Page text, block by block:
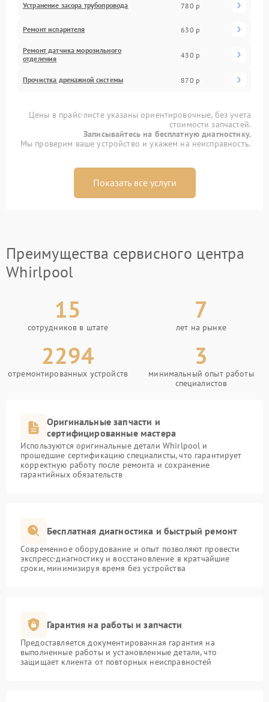
Устранение засора трубопровода 780 р
Ремонт испарителя 630 р
Ремонт датчика морозильного
отделения
430 р
Прочистка дренажной системы 870 р
Цены в прайс-листе указаны ориентировочные, без учета
стоимости запчастей.
Записывайтесь на бесплатную диагностику.
Мы проверим ваше устройство и укажем на неисправность.
Показать все услуги
Преимущества сервисного центра
Whirlpool
15
сотрудников в штате
7
лет на рынке
2294
отремонтированных устройств
3
минимальный опыт работы
специалистов
Оригинальные запчасти и
сертифицированные мастера
Используются оригинальные детали Whirlpool и
прошедшие сертификацию специалисты, что гарантирует
корректную работу после ремонта и сохранение
гарантийных обязательств
Бесплатная диагностика и быстрый ремонт
Современное оборудование и опыт позволяют провести
экспресс-диагностику и восстановление в кратчайшие
сроки, минимизируя время без устройства
Гарантия на работы и запчасти
Предоставляется документированная гарантия на
выполненные работы и установленные детали, что
защищает клиента от повторных неисправностей